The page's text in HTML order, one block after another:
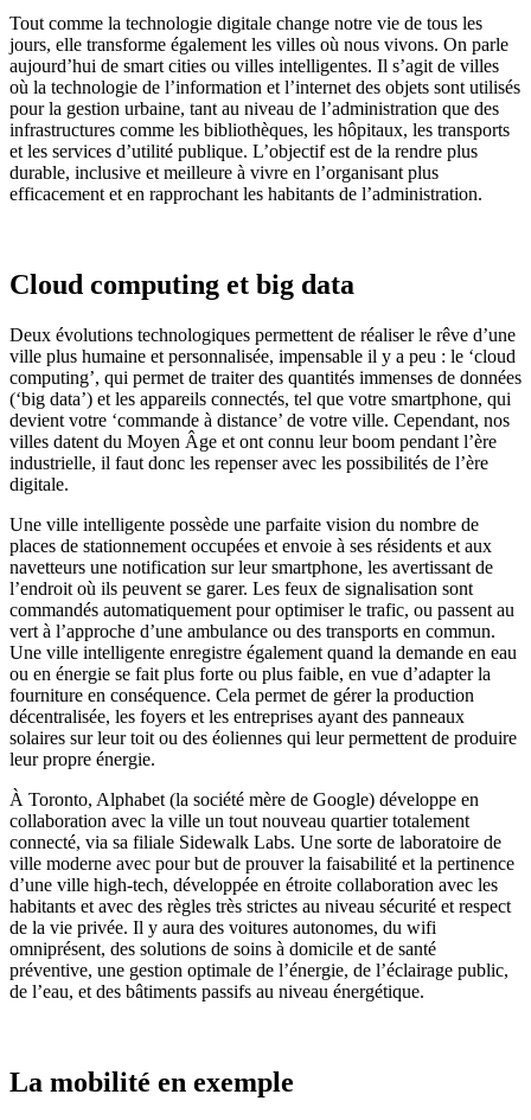
Tout comme la technologie digitale change notre vie de tous les
jours, elle transforme également les villes où nous vivons. On parle
aujourd’hui de smart cities ou villes intelligentes. Il s’agit de villes
où la technologie de l’information et l’internet des objets sont utilisés
pour la gestion urbaine, tant au niveau de l’administration que des
infrastructures comme les bibliothèques, les hôpitaux, les transports
et les services d’utilité publique. L’objectif est de la rendre plus
durable, inclusive et meilleure à vivre en l’organisant plus
efficacement et en rapprochant les habitants de l’administration.
Cloud computing et big data
Deux évolutions technologiques permettent de réaliser le rêve d’une
ville plus humaine et personnalisée, impensable il y a peu : le ‘cloud
computing’, qui permet de traiter des quantités immenses de données
(‘big data’) et les appareils connectés, tel que votre smartphone, qui
devient votre ‘commande à distance’ de votre ville. Cependant, nos
villes datent du Moyen Âge et ont connu leur boom pendant l’ère
industrielle, il faut donc les repenser avec les possibilités de l’ère
digitale.
Une ville intelligente possède une parfaite vision du nombre de
places de stationnement occupées et envoie à ses résidents et aux
navetteurs une notification sur leur smartphone, les avertissant de
l’endroit où ils peuvent se garer. Les feux de signalisation sont
commandés automatiquement pour optimiser le trafic, ou passent au
vert à l’approche d’une ambulance ou des transports en commun.
Une ville intelligente enregistre également quand la demande en eau
ou en énergie se fait plus forte ou plus faible, en vue d’adapter la
fourniture en conséquence. Cela permet de gérer la production
décentralisée, les foyers et les entreprises ayant des panneaux
solaires sur leur toit ou des éoliennes qui leur permettent de produire
leur propre énergie.
À Toronto, Alphabet (la société mère de Google) développe en
collaboration avec la ville un tout nouveau quartier totalement
connecté, via sa filiale Sidewalk Labs. Une sorte de laboratoire de
ville moderne avec pour but de prouver la faisabilité et la pertinence
d’une ville high-tech, développée en étroite collaboration avec les
habitants et avec des règles très strictes au niveau sécurité et respect
de la vie privée. Il y aura des voitures autonomes, du wifi
omniprésent, des solutions de soins à domicile et de santé
préventive, une gestion optimale de l’énergie, de l’éclairage public,
de l’eau, et des bâtiments passifs au niveau énergétique.
La mobilité en exemple